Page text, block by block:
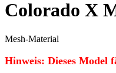
Colorado X
Mesh-Material
Hinweis: Dieses Model